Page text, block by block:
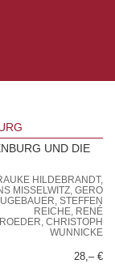
UND DIE
HILDEBRANDT,
MISSELWITZ, GERO
STEFFEN
REICHE, RENÉ
CHRISTOPH
WUNNICKE
28,– €